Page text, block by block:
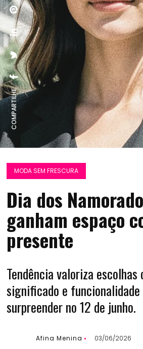
COMPARTILHE:
MODA SEM FRESCURA
Dia dos
ganham espaço
presente
Tendência valoriza
significado e funcionalidade
surpreender no 12 de junho.
Afina Menina 03/06/2026